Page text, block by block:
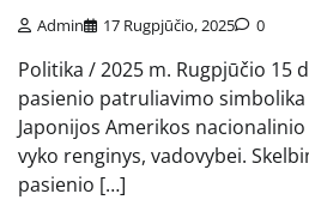
Admin 17 Rugpjūčio, 2025 0
Politika / 2025 m. Rugpjūčio 15
pasienio patruliavimo
Japonijos Amerikos
vyko renginys, vadovybei.
pasienio […]